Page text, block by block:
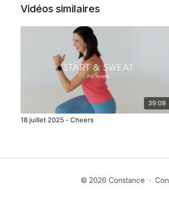
Vidéos similaires
39:08
18 juillet 2025 - Cheers
© 2026 Constance ∙